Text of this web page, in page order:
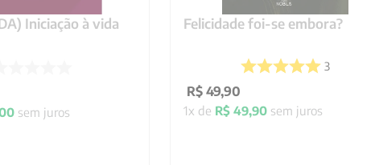
Iniciação à vida
sem juros
Felicidade foi-se embora?
3
R$ 49,90
1x de R$ 49,90sem juros